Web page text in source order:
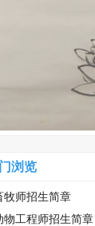
浏览
牧师招生简章
物工程师招生简章